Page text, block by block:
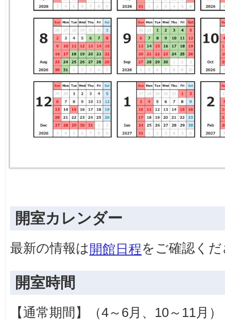
開室カレンダー
最新の情報は開館日程をご確認く
開室時間
【通常期間】（4～6月、10～11月）